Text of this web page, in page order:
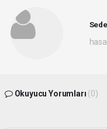
Okuyucu Yorumları (0)